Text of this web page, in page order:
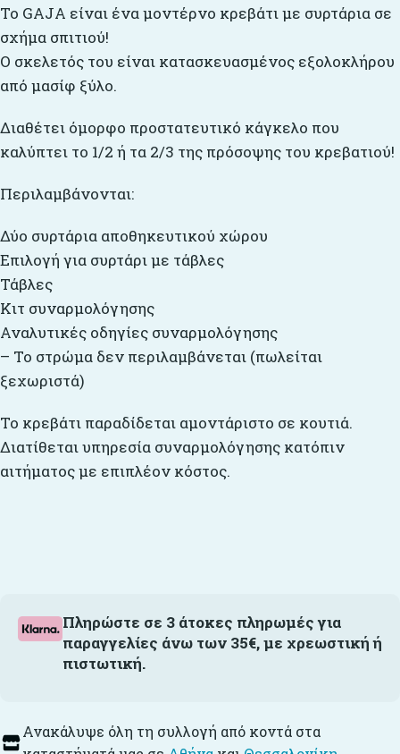
Το GAJA είναι ένα μοντέρνο κρεβάτι με συρτάρια σε
σχήμα σπιτιού!
Ο σκελετός του είναι κατασκευασμένος εξολοκλήρου
από μασίφ ξύλο.
Διαθέτει όμορφο προστατευτικό κάγκελο που
καλύπτει το 1/2 ή τα 2/3 της πρόσοψης του κρεβατιού!
Περιλαμβάνονται:
Δύο συρτάρια αποθηκευτικού χώρου
Επιλογή για συρτάρι με τάβλες
Τάβλες
Κιτ συναρμολόγησης
Αναλυτικές οδηγίες συναρμολόγησης
– Το στρώμα δεν περιλαμβάνεται (πωλείται
ξεχωριστά)
Το κρεβάτι παραδίδεται αμοντάριστο σε κουτιά.
Διατίθεται υπηρεσία συναρμολόγησης κατόπιν
αιτήματος με επιπλέον κόστος.
Πληρώστε σε 3 άτοκες πληρωμές για
παραγγελίες άνω των 35€, με χρεωστική ή
πιστωτική.
Ανακάλυψε όλη τη συλλογή από κοντά στα